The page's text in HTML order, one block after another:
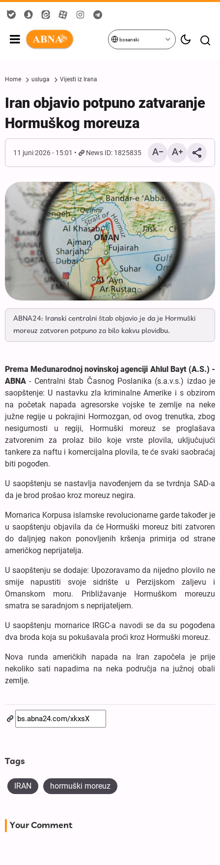
bosanski
Home usluga Vijesti iz Irana
Iran objavio potpuno zatvaranje
Hormuškog moreuza
11 juni 2026 - 15:01 News ID: 1825835
ABNA24: Iranski centralni štab objavio je da je Hormuški
moreuz zatvoren potpuno za bilo kakvu plovidbu.
Prema Međunarodnoj novinskoj agenciji Ahlul Bayt (A.S.) -
ABNA - Centralni štab Časnog Poslanika (s.a.v.s.) izdao je
saopštenje: U nastavku zla kriminalne Amerike i s obzirom
na početak napada agresorske vojske te zemlje na neke
južne regije u pokrajini Hormozgan, od ovog trenutka, zbog
nesigurnosti u regiji, Hormuški moreuz se proglašava
zatvorenim za prolaz bilo koje vrste plovila, uključujući
tankere za naftu i komercijalna plovila, te će svaki saobraćaj
biti pogođen.
U saopštenju se nastavlja navođenjem da se tvrdnja SAD-a
da je brod prošao kroz moreuz negira.
Mornarica Korpusa islamske revolucionarne garde također je
u saopštenju objavila da će Hormuški moreuz biti zatvoren
do daljnjeg nakon ponovljenih kršenja primirja od strane
američkog neprijatelja.
U saopštenju se dodaje: Upozoravamo da nijedno plovilo ne
smije napustiti svoje sidrište u Perzijskom zaljevu i
Omanskom moru. Približavanje Hormuškom moreuzu
smatra se saradnjom s neprijateljem.
U saopštenju mornarice IRGC-a navodi se da su pogođena
dva broda koja su pokušavala proći kroz Hormuški moreuz.
Nova runda američkih napada na Iran započela je prije
nekoliko sati napadima na neka područja na južnoj obali
zemlje.
Tags
IRAN hormuški moreuz
Your Comment